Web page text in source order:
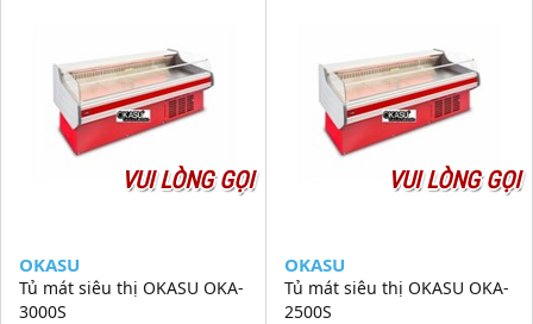
VUI LÒNG GỌI
OKASU
Tủ mát siêu thị OKASU OKA-
3000S
VUI LÒNG GỌI
OKASU
Tủ mát siêu thị OKASU OKA-
2500S